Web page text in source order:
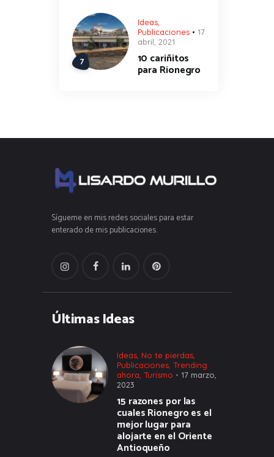
Ideas,
Publicaciones
17
abril, 2021
10 cariñitos
para Rionegro
Sígueme en mis redes sociales para estar
enterado de mis publicaciones.
Últimas Ideas
Ideas No te pierdas
Publicaciones Trending
ahora Turismo
17 marzo,
2023
15 razones por las
cuales Rionegro es el
mejor lugar para
alojarte en el Oriente
Antioqueño